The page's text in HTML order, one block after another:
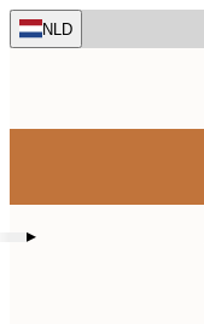
Skip
to
NLD
▸